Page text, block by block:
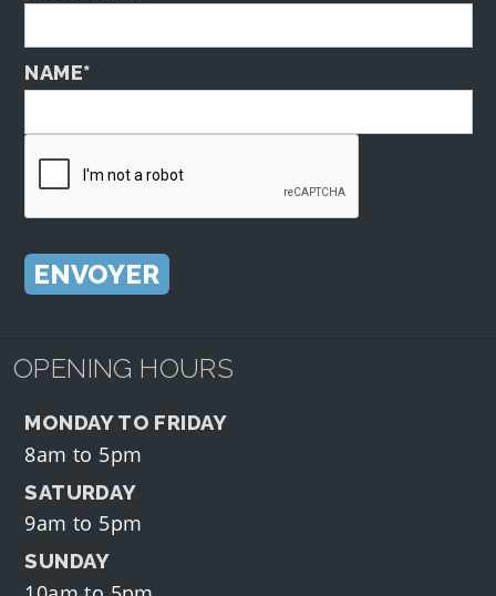
NAME*
OPENING HOURS
MONDAY TO FRIDAY
8am to 5pm
SATURDAY
9am to 5pm
SUNDAY